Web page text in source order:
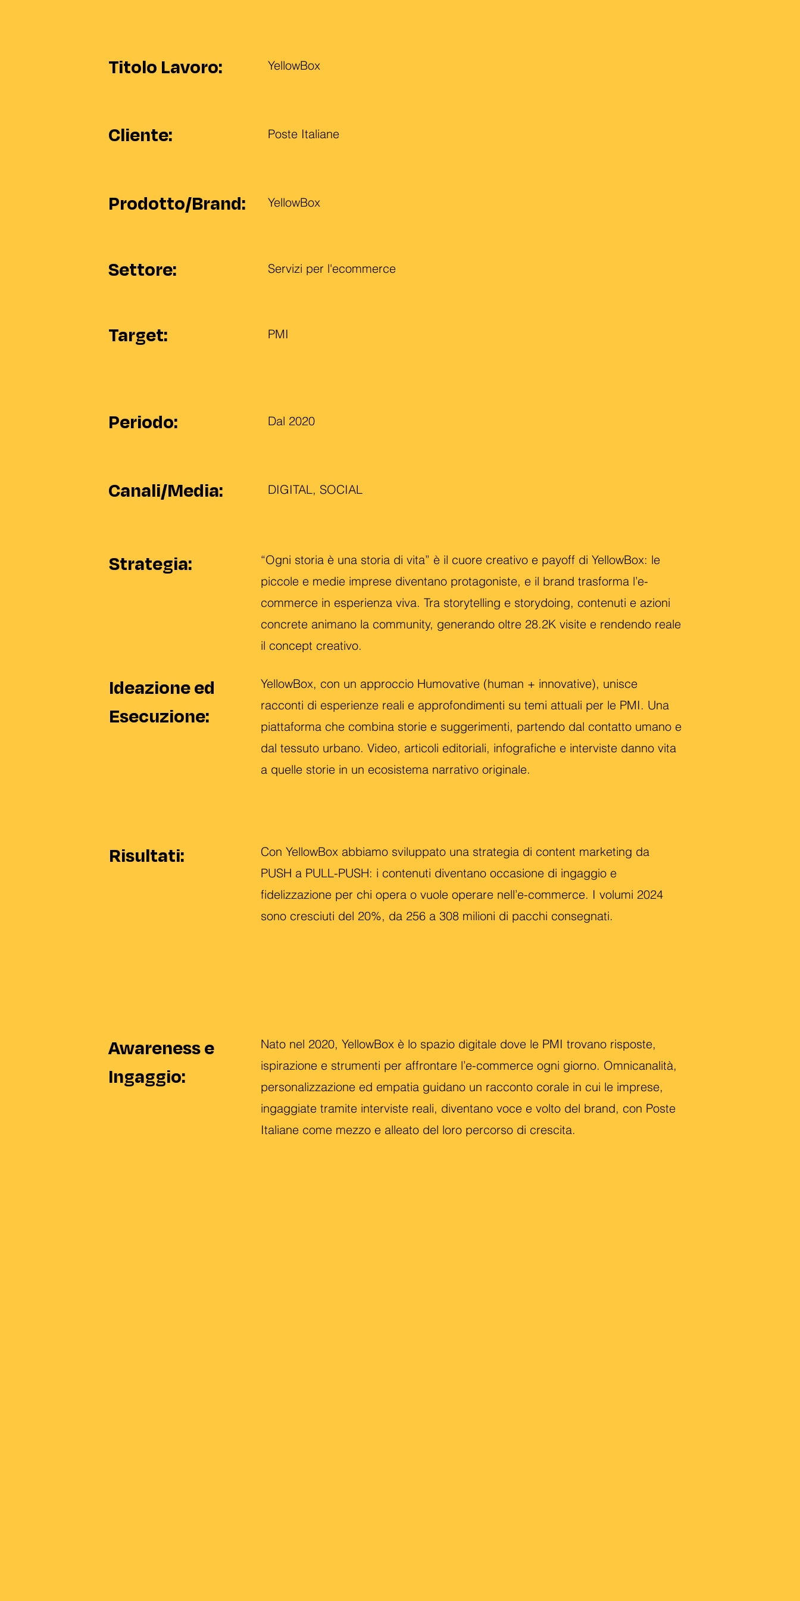
Titolo Lavoro: YellowBox
Cliente: Poste Italiane
Prodotto/Brand: YellowBox
Servizi per l'ecommerce
Settore:
PMI
Target:
Periodo: Dal 2020
Canali/Media: DIGITAL, SOCIAL
Strategia:
“Ogni storia è una storia di vita” è il cuore creativo e payoff di YellowBox: le
piccole e medie imprese diventano protagoniste, e il brand trasforma l’e-
commerce in esperienza viva. Tra storytelling e storydoing, contenuti e azioni
concrete animano la community, generando oltre 28.2K visite e rendendo reale
il concept creativo.
Ideazione ed
Esecuzione:
YellowBox, con un approccio Humovative (human + innovative), unisce
racconti di esperienze reali e approfondimenti su temi attuali per le PMI. Una
piattaforma che combina storie e suggerimenti, partendo dal contatto umano e
dal tessuto urbano. Video, articoli editoriali, infografiche e interviste danno vita
a quelle storie in un ecosistema narrativo originale.
Risultati:
Con YellowBox abbiamo sviluppato una strategia di content marketing da
PUSH a PULL-PUSH: i contenuti diventano occasione di ingaggio e
fidelizzazione per chi opera o vuole operare nell’e-commerce. I volumi 2024
sono cresciuti del 20%, da 256 a 308 milioni di pacchi consegnati.
Awareness e
Ingaggio:
Nato nel 2020, YellowBox è lo spazio digitale dove le PMI trovano risposte,
ispirazione e strumenti per affrontare l’e-commerce ogni giorno. Omnicanalità,
personalizzazione ed empatia guidano un racconto corale in cui le imprese,
ingaggiate tramite interviste reali, diventano voce e volto del brand, con Poste
Italiane come mezzo e alleato del loro percorso di crescita.